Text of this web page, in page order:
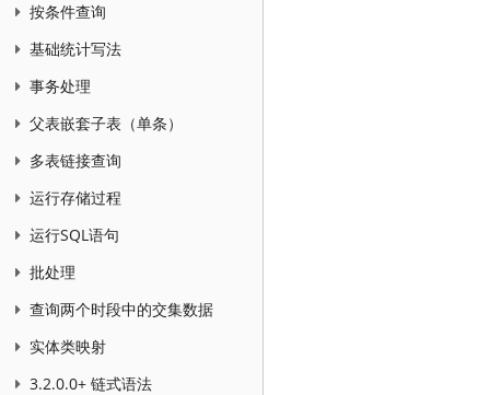
按条件查询
基础统计写法
事务处理
父表嵌套子表（单条）
多表链接查询
运行存储过程
运行SQL语句
批处理
查询两个时段中的交集数据
实体类映射
3.2.0.0+ 链式语法